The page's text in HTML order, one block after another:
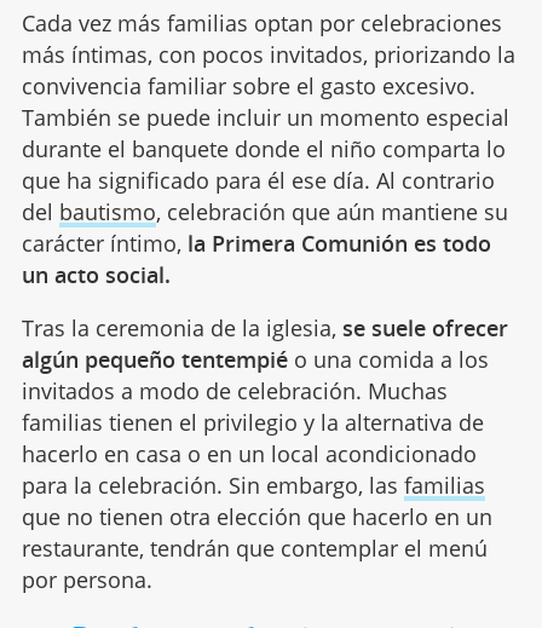
Cada vez más familias optan por celebraciones
más íntimas, con pocos invitados, priorizando la
convivencia familiar sobre el gasto excesivo.
También se puede incluir un momento especial
durante el banquete donde el niño comparta lo
que ha significado para él ese día. Al contrario
del bautismo, celebración que aún mantiene su
carácter íntimo, la Primera Comunión es todo
un acto social.
Tras la ceremonia de la iglesia, se suele ofrecer
algún pequeño tentempiéo una comida a los
invitados a modo de celebración. Muchas
familias tienen el privilegio y la alternativa de
hacerlo en casa o en un local acondicionado
para la celebración. Sin embargo, las familias
que no tienen otra elección que hacerlo en un
restaurante, tendrán que contemplar el menú
por persona.